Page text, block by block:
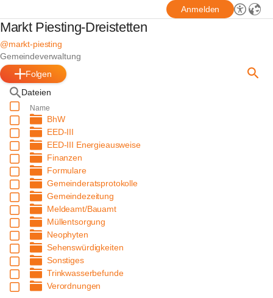
Anmelden
Markt Piesting-Dreistetten
@markt-piesting
Gemeindeverwaltung
Folgen
Dateien
Name
BhW
EED-III
EED-III Energieausweise
Finanzen
Formulare
Gemeinderatsprotokolle
Gemeindezeitung
Meldeamt/Bauamt
Müllentsorgung
Neophyten
Sehenswürdigkeiten
Sonstiges
Trinkwasserbefunde
Verordnungen